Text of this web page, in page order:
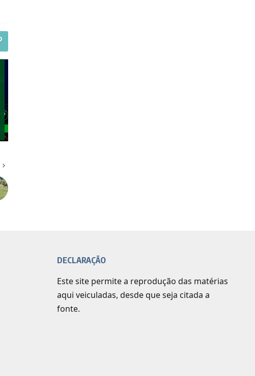
DECLARAÇÃO
Este site permite a reprodução das matérias
aqui veiculadas, desde que seja citada a
fonte.